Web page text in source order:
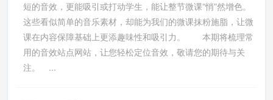
短的音效，更能吸引或打动学生，能让整节微课“悄”然增色。
这些看似简单的音乐素材，却能为我们的微课抹粉施脂，让微
课在内容保障基础上更添趣味性和吸引力。 本期将梳理常
用的音效站点网站，让您轻松定位音效，敬请您的期待与关
注。 ...